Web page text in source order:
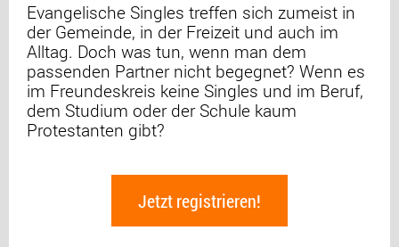
Evangelische Singles treffen sich zumeist in
der Gemeinde, in der Freizeit und auch im
Alltag. Doch was tun, wenn man dem
passenden Partner nicht begegnet? Wenn es
im Freundeskreis keine Singles und im Beruf,
dem Studium oder der Schule kaum
Protestanten gibt?
Jetzt registrieren!